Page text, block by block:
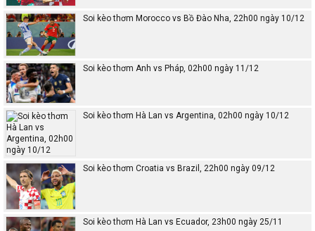
Soi kèo thơm Morocco vs Bồ Đào Nha, 22h00 ngày 10/12
Soi kèo thơm Anh vs Pháp, 02h00 ngày 11/12
Soi kèo thơm Hà Lan vs Argentina, 02h00 ngày 10/12
Soi kèo thơm Croatia vs Brazil, 22h00 ngày 09/12
Soi kèo thơm Hà Lan vs Ecuador, 23h00 ngày 25/11